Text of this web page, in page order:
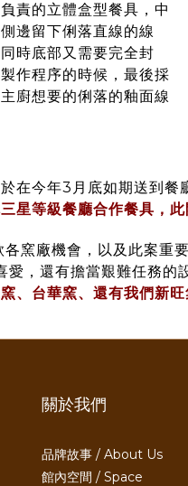
責的立體盒型餐具，中
邊留下俐落直線的線
時底部又需要完全封
作程序的時候，最後採
廚想要的俐落的釉面線
在今年3月底如期送到餐
星等級餐廳合作餐具，此
窯廠機會，以及此案
，還有擔當艱難任務的
、台華窯、還有我們新
關於我們
品牌故事 / About Us
館內空間 / Space